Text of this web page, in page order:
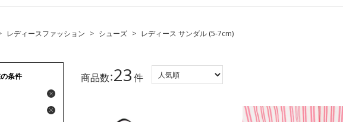
レディースファッション > シューズ > レディース サンダル (5-7cm)
条件
商品数：23件